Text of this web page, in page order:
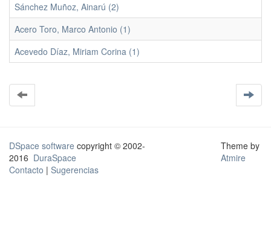
Sánchez Muñoz, Ainarú (2)
Acero Toro, Marco Antonio (1)
Acevedo Díaz, Miriam Corina (1)
DSpace software copyright © 2002-
2016 DuraSpace
Contacto | Sugerencias
Theme by
Atmire